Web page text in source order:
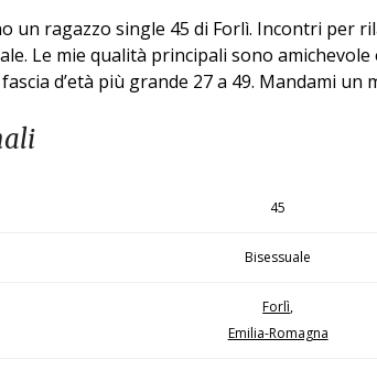
un ragazzo single 45 di Forlì. Incontri per
Le mie qualità principali sono
d’età più grande 27 a 49. Mandami un
45
Bisessuale
Forlì,
Emilia-Romagna